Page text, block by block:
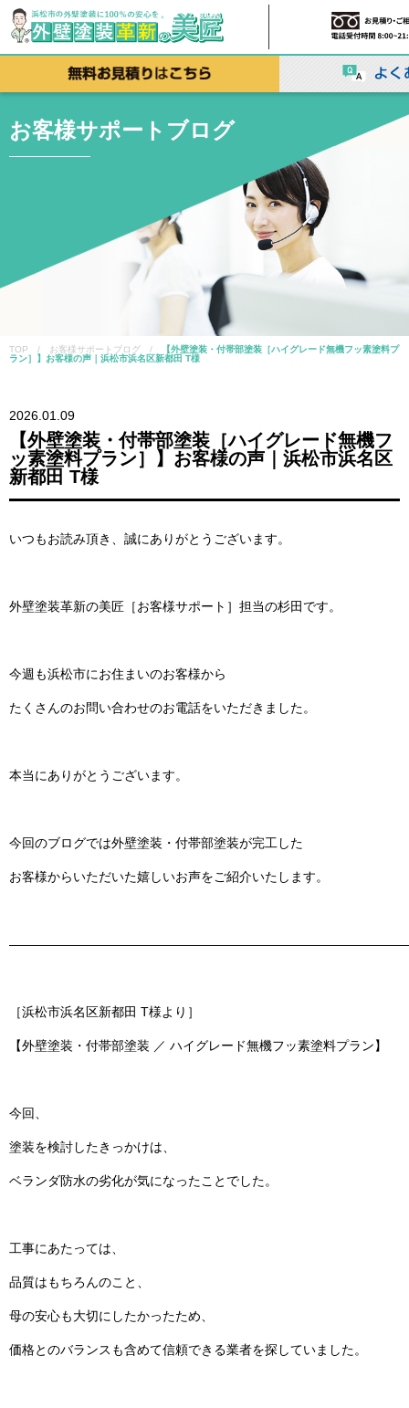
お客様サポートブログ
TOP / お客様サポートブログ /
【外壁塗装・付帯部塗装［ハイグレード無機フッ素塗料プ
ラン］】お客様の声｜浜松市浜名区新都田 T様
2026.01.09
【外壁塗装・付帯部塗装［ハイグレード無機フ
ッ素塗料プラン］】お客様の声｜浜松市浜名区
新都田 T様
いつもお読み頂き、誠にありがとうございます。
外壁塗装革新の美匠［お客様サポート］担当の杉田です。
今週も浜松市にお住まいのお客様から
たくさんのお問い合わせのお電話をいただきました。
本当にありがとうございます。
今回のブログでは外壁塗装・付帯部塗装が完工した
お客様からいただいた嬉しいお声をご紹介いたします。
［浜松市浜名区新都田 T様より］
【外壁塗装・付帯部塗装 ／ ハイグレード無機フッ素塗料プラン】
今回、
塗装を検討したきっかけは、
ベランダ防水の劣化が気になったことでした。
工事にあたっては、
品質はもちろんのこと、
母の安心も大切にしたかったため、
価格とのバランスも含めて信頼できる業者を探していました。